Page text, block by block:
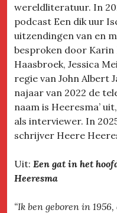
wereldliteratuur. In
podcast Een dik uur
uitzendingen van en
besproken door Karin
Haasbroek, Jessica
regie van John Albert
najaar van 2022 de
naam is Heeresma’
als interviewer. In
schrijver Heere
Uit: Een gat in het
Heeresma
“Ik ben geboren in